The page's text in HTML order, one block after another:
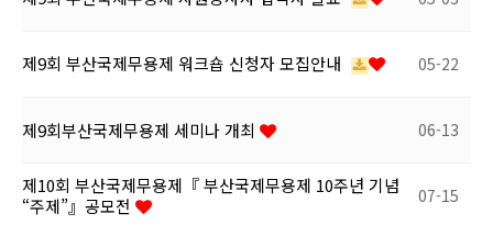
제9회 부산국제무용제 워크숍 신청자 모집안내 05-22
제9회부산국제무용제 세미나 개최 06-13
제10회 부산국제무용제『 부산국제무용제 10주년 기념
“주제”』공모전
07-15